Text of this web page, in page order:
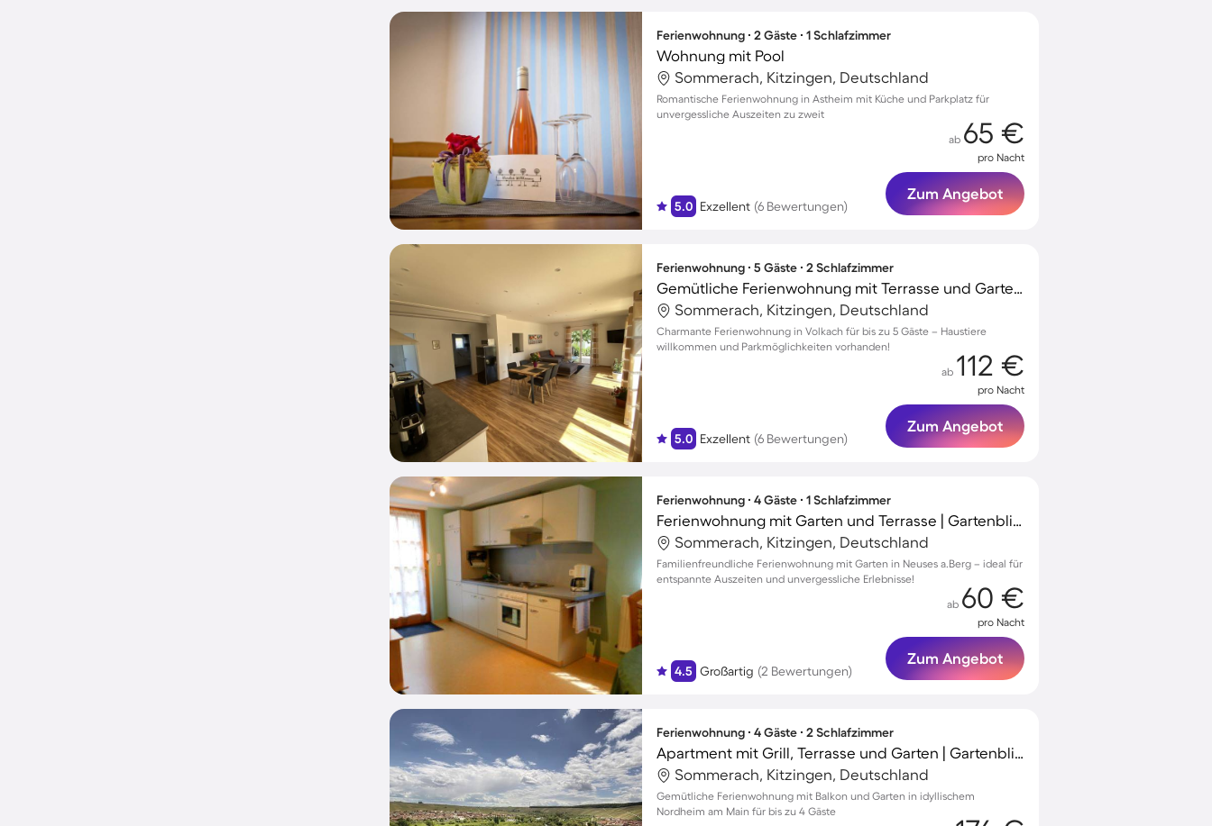
Ferienwohnung ∙ 2 Gäste ∙ 1 Schlafzimmer
Wohnung mit Pool
Sommerach, Kitzingen, Deutschland
Romantische Ferienwohnung in Astheim mit Küche und Parkplatz für
unvergessliche Auszeiten zu zweit
5.0 Exzellent (6 Bewertungen)
ab 65 €
pro Nacht
Zum Angebot
Ferienwohnung ∙ 5 Gäste ∙ 2 Schlafzimmer
Gemütliche Ferienwohnung mit Terrasse und Garten | Haustierfreundlich
Sommerach, Kitzingen, Deutschland
Charmante Ferienwohnung in Volkach für bis zu 5 Gäste – Haustiere
willkommen und Parkmöglichkeiten vorhanden!
5.0 Exzellent (6 Bewertungen)
ab 112 €
pro Nacht
Zum Angebot
Ferienwohnung ∙ 4 Gäste ∙ 1 Schlafzimmer
Ferienwohnung mit Garten und Terrasse | Gartenblick
Sommerach, Kitzingen, Deutschland
Familienfreundliche Ferienwohnung mit Garten in Neuses a.Berg – ideal für
entspannte Auszeiten und unvergessliche Erlebnisse!
4.5 Großartig (2 Bewertungen)
ab 60 €
pro Nacht
Zum Angebot
Ferienwohnung ∙ 4 Gäste ∙ 2 Schlafzimmer
Apartment mit Grill, Terrasse und Garten | Gartenblick
Sommerach, Kitzingen, Deutschland
Gemütliche Ferienwohnung mit Balkon und Garten in idyllischem
Nordheim am Main für bis zu 4 Gäste